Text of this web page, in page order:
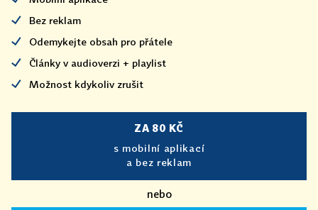
Bez reklam
Odemykejte obsah pro přátele
Články v audioverzi + playlist
Možnost kdykoliv zrušit
ZA 80 KČ
s mobilní aplikací
a bez reklam
nebo